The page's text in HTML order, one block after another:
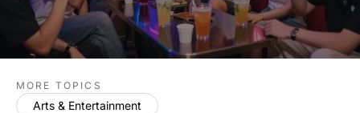
MORE TOPICS
Arts & Entertainment